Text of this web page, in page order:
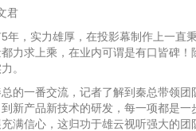
年，实力雄厚，在投影幕制作上一直
力求上乘，在业内可谓是有口皆碑
。
的一番交流，记者了解到秦总带领
新产品新技术的研发，每一项都是
满信心，这归功于雄云视听强大的团